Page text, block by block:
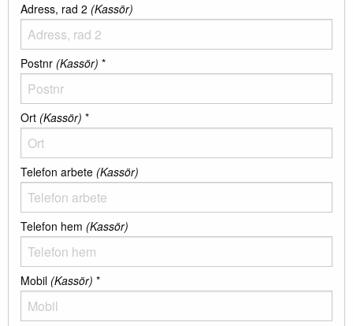
Adress, rad 2 (Kassör)
Postnr (Kassör) *
Ort (Kassör) *
Telefon arbete (Kassör)
Telefon hem (Kassör)
Mobil (Kassör) *